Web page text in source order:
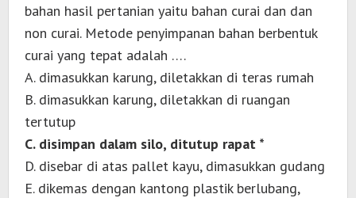
bahan hasil pertanian yaitu bahan curai dan dan
non curai. Metode penyimpanan bahan berbentuk
curai yang tepat adalah ….
A. dimasukkan karung, diletakkan di teras rumah
B. dimasukkan karung, diletakkan di ruangan
tertutup
C. disimpan dalam silo, ditutup rapat *
D. disebar di atas pallet kayu, dimasukkan gudang
E. dikemas dengan kantong plastik berlubang,